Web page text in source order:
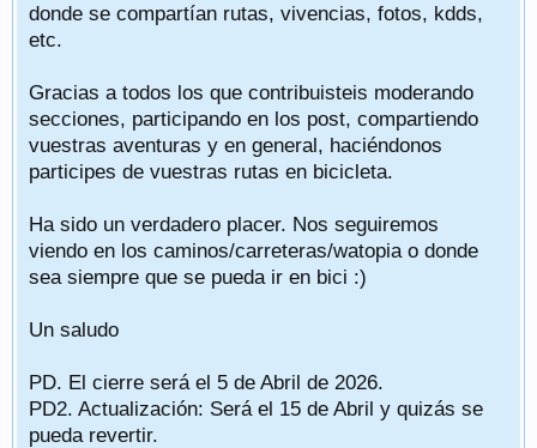
donde se compartían rutas, vivencias, fotos, kdds,
etc.
Gracias a todos los que contribuisteis moderando
secciones, participando en los post, compartiendo
vuestras aventuras y en general, haciéndonos
participes de vuestras rutas en bicicleta.
Ha sido un verdadero placer. Nos seguiremos
viendo en los caminos/carreteras/watopia o donde
sea siempre que se pueda ir en bici :)
Un saludo
PD. El cierre será el 5 de Abril de 2026.
PD2. Actualización: Será el 15 de Abril y quizás se
pueda revertir.